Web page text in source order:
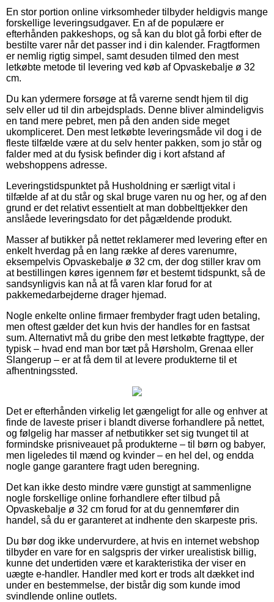
En stor portion online virksomheder tilbyder heldigvis mange
forskellige leveringsudgaver. En af de populære er
efterhånden pakkeshops, og så kan du blot gå forbi efter de
bestilte varer når det passer ind i din kalender. Fragtformen
er nemlig rigtig simpel, samt desuden tilmed den mest
letkøbte metode til levering ved køb af Opvaskebalje ø 32
cm.
Du kan ydermere forsøge at få varerne sendt hjem til dig
selv eller ud til din arbejdsplads. Denne bliver almindeligvis
en tand mere pebret, men på den anden side meget
ukompliceret. Den mest letkøbte leveringsmåde vil dog i de
fleste tilfælde være at du selv henter pakken, som jo står og
falder med at du fysisk befinder dig i kort afstand af
webshoppens adresse.
Leveringstidspunktet på Husholdning er særligt vital i
tilfælde af at du står og skal bruge varen nu og her, og af den
grund er det relativt essentielt at man dobbelttjekker den
anslåede leveringsdato for det pågældende produkt.
Masser af butikker på nettet reklamerer med levering efter en
enkelt hverdag på en lang række af deres varenumre,
eksempelvis Opvaskebalje ø 32 cm, der dog stiller krav om
at bestillingen køres igennem før et bestemt tidspunkt, så de
sandsynligvis kan nå at få varen klar forud for at
pakkemedarbejderne drager hjemad.
Nogle enkelte online firmaer frembyder fragt uden betaling,
men oftest gælder det kun hvis der handles for en fastsat
sum. Alternativt må du gribe den mest letkøbte fragttype, der
typisk – hvad end man bor tæt på Hørsholm, Grenaa eller
Slangerup – er at få dem til at levere produkterne til et
afhentningssted.
Det er efterhånden virkelig let gængeligt for alle og enhver at
finde de laveste priser i blandt diverse forhandlere på nettet,
og følgelig har masser af netbutikker set sig tvunget til at
formindske prisniveauet på produkterne – til børn og babyer,
men ligeledes til mænd og kvinder – en hel del, og endda
nogle gange garantere fragt uden beregning.
Det kan ikke desto mindre være gunstigt at sammenligne
nogle forskellige online forhandlere efter tilbud på
Opvaskebalje ø 32 cm forud for at du gennemfører din
handel, så du er garanteret at indhente den skarpeste pris.
Du bør dog ikke undervurdere, at hvis en internet webshop
tilbyder en vare for en salgspris der virker urealistisk billig,
kunne det undertiden være et karakteristika der viser en
uægte e-handler. Handler med kort er trods alt dækket ind
under en bestemmelse, der bistår dig som kunde imod
svindlende online outlets.